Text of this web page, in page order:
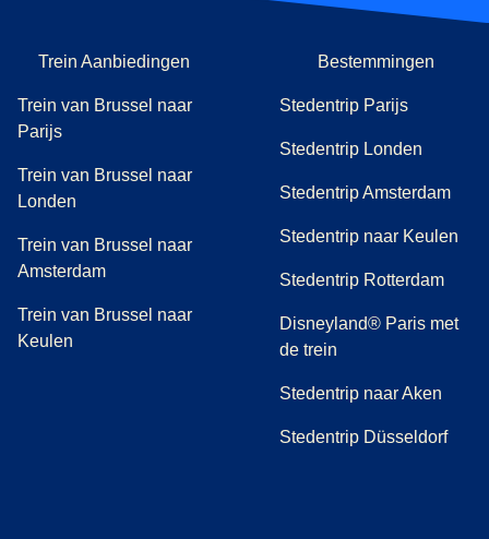
Trein Aanbiedingen
Trein van Brussel naar
Parijs
Trein van Brussel naar
Londen
Trein van Brussel naar
Amsterdam
Trein van Brussel naar
Keulen
Bestemmingen
Stedentrip Parijs
Stedentrip Londen
Stedentrip Amsterdam
Stedentrip naar Keulen
Stedentrip Rotterdam
Disneyland® Paris met
de trein
Stedentrip naar Aken
Stedentrip Düsseldorf